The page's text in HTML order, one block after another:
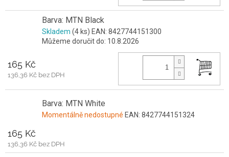
Barva: MTN Black
Skladem (4 ks) EAN: 8427744151300
Můžeme doručit do: 10.8.2026
165 Kč
136,36 Kč bez DPH
Barva: MTN White
Momentálně nedostupné EAN: 8427744151324
165 Kč
136,36 Kč bez DPH